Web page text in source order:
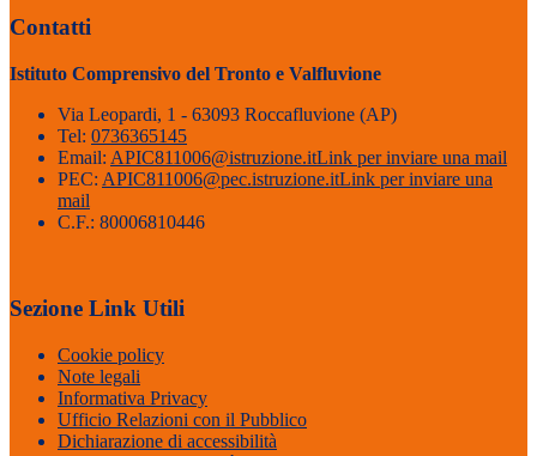
Contatti
Istituto Comprensivo del Tronto e Valfluvione
Via Leopardi, 1 - 63093 Roccafluvione (AP)
Tel: 0736365145
Email: APIC811006@istruzione.itLink per inviare una mail
PEC: APIC811006@pec.istruzione.itLink per inviare una
mail
C.F.: 80006810446
Sezione Link Utili
Cookie policy
Note legali
Informativa Privacy
Ufficio Relazioni con il Pubblico
Dichiarazione di accessibilità